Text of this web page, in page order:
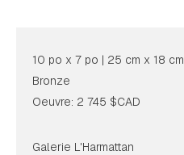
10 po x 7 po | 25 cm x 18 cm
Bronze
Oeuvre: 2 745 $CAD
Galerie L'Harmattan